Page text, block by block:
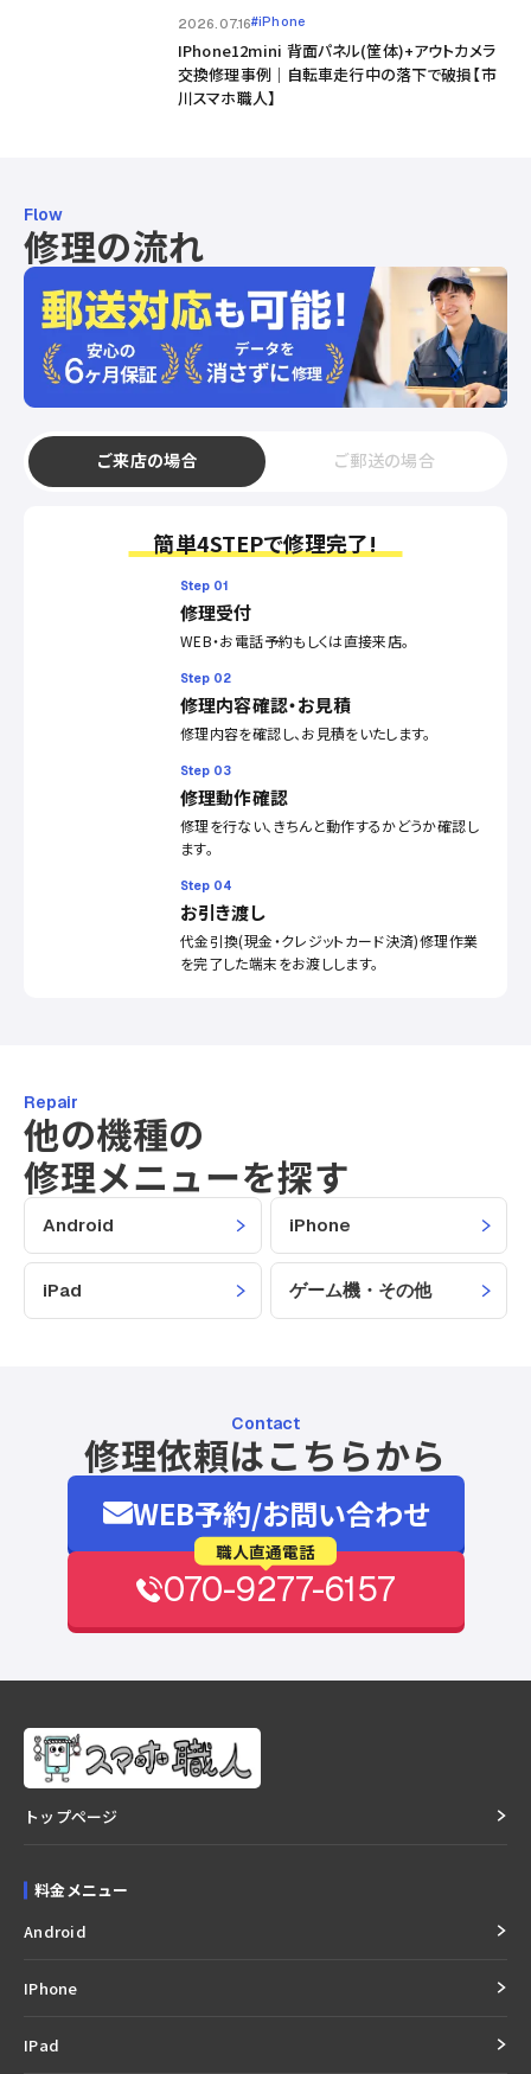
2026.07.16#iPhone
IPhone12mini 背面パネル(筐体)+アウトカメラ
交換修理事例｜自転車走行中の落下で破損【市
川スマホ職人】
Flow
修理の流れ
ご来店の場合 ご郵送の場合
簡単4STEPで修理完了!
Step 01
修理受付
WEB・お電話予約もしくは直接来店。
Step 02
修理内容確認・お見積
修理内容を確認し、お見積をいたします。
Step 03
修理動作確認
修理を行ない、きちんと動作するかどうか確認し
ます。
Step 04
お引き渡し
代金引換(現金・クレジットカード決済)修理作業
を完了した端末をお渡しします。
Repair
他の機種の
修理メニューを探す
Android iPhone
iPad ゲーム機・その他
Contact
修理依頼はこちらから
WEB予約/お問い合わせ
職人直通電話
070-9277-6157
トップページ
料金メニュー
Android
IPhone
IPad